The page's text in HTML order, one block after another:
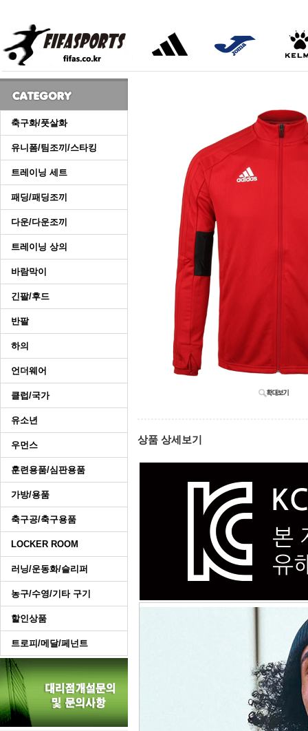
축구화/풋살화
유니폼/팀조끼/스타킹
트레이닝 세트
패딩/패딩조끼
다운/다운조끼
트레이닝 상의
바람막이
긴팔/후드
반팔
하의
언더웨어
클럽/국가
유소년
우먼스
훈련용품/심판용품
가방/용품
축구공/축구용품
LOCKER ROOM
러닝/운동화/슬리퍼
농구/수영/기타 구기
할인상품
트로피/메달/페넌트
상품 상세보기